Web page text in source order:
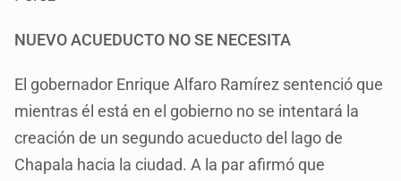
NUEVO ACUEDUCTO NO SE NECESITA
El gobernador Enrique Alfaro Ramírez sentenció que
mientras él está en el gobierno no se intentará la
creación de un segundo acueducto del lago de
Chapala hacia la ciudad. A la par afirmó que